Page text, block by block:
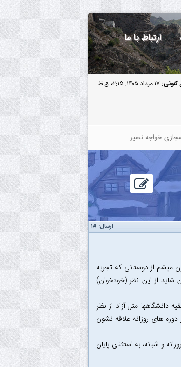
ارتباط با ما
کنونی: ۱۷ مرداد ۱۴۰۵, ۰۲:۱۵ ق.ظ
خواجه نصیر
ارسال: #۱
ولی ۲ تا سوال بخصوص دارم. ممنون میشم از دوستانی که تجربه
شاید از این نظر (خودخوان)
دانشگاهها مثل آزاد از نظر
های روزانه علاقه نشون
و شبانه، به استثنای پایان